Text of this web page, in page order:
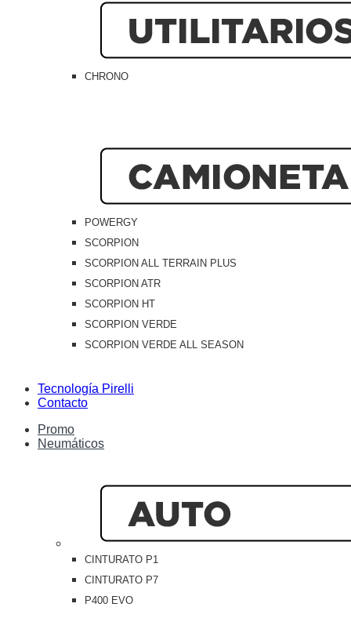
CHRONO
POWERGY
SCORPION
SCORPION ALL TERRAIN PLUS
SCORPION ATR
SCORPION HT
SCORPION VERDE
SCORPION VERDE ALL SEASON
Tecnología Pirelli
Contacto
Promo
Neumáticos
CINTURATO P1
CINTURATO P7
P400 EVO